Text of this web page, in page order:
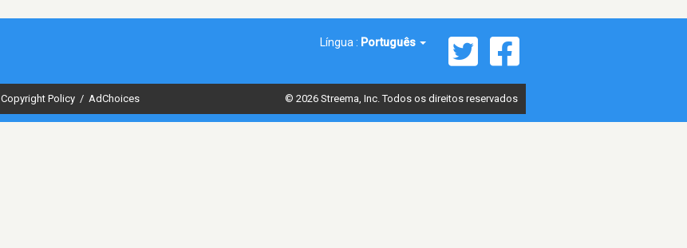
Língua : Português
Copyright Policy / AdChoices © 2026 Streema, Inc. Todos os direitos reservados